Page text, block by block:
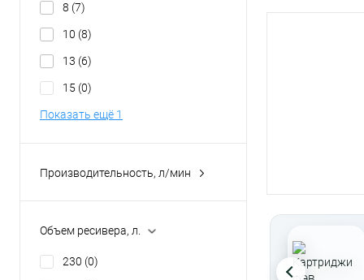
8 (7)
10 (8)
13 (6)
15 (0)
Показать ещё 1
Производительность, л/мин
1100-2200
Объем ресивера, л.
230 (0)